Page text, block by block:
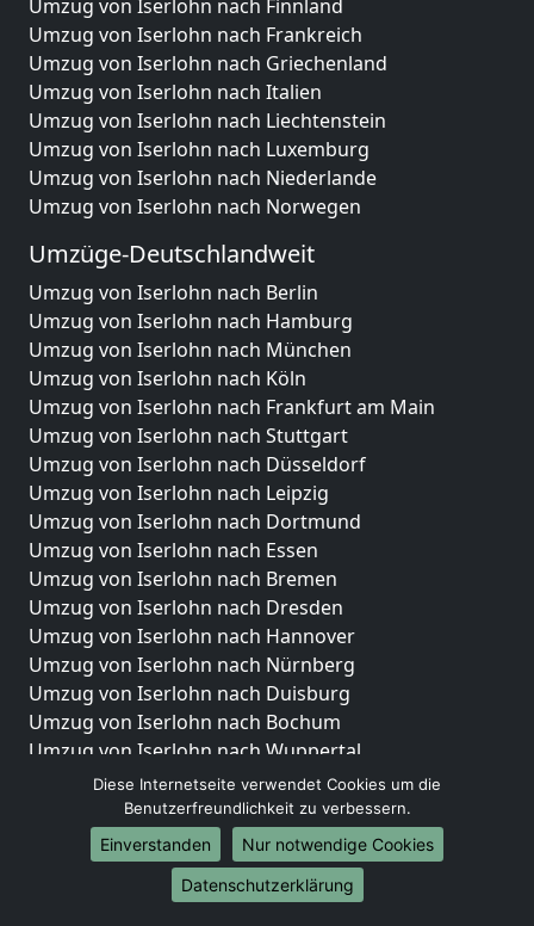
Umzug von Iserlohn nach Finnland
Umzug von Iserlohn nach Frankreich
Umzug von Iserlohn nach Griechenland
Umzug von Iserlohn nach Italien
Umzug von Iserlohn nach Liechtenstein
Umzug von Iserlohn nach Luxemburg
Umzug von Iserlohn nach Niederlande
Umzug von Iserlohn nach Norwegen
Umzüge-Deutschlandweit
Umzug von Iserlohn nach Berlin
Umzug von Iserlohn nach Hamburg
Umzug von Iserlohn nach München
Umzug von Iserlohn nach Köln
Umzug von Iserlohn nach Frankfurt am Main
Umzug von Iserlohn nach Stuttgart
Umzug von Iserlohn nach Düsseldorf
Umzug von Iserlohn nach Leipzig
Umzug von Iserlohn nach Dortmund
Umzug von Iserlohn nach Essen
Umzug von Iserlohn nach Bremen
Umzug von Iserlohn nach Dresden
Umzug von Iserlohn nach Hannover
Umzug von Iserlohn nach Nürnberg
Umzug von Iserlohn nach Duisburg
Umzug von Iserlohn nach Bochum
Umzug von Iserlohn nach Wuppertal
Umzug von Iserlohn nach Bielefeld
Umzug von Iserlohn nach Bonn
Umzug von Iserlohn nach Münster
Internationale-Umzüge
Diese Internetseite verwendet Cookies um die
Benutzerfreundlichkeit zu verbessern.
Einverstanden
Nur notwendige Cookies
Datenschutzerklärung